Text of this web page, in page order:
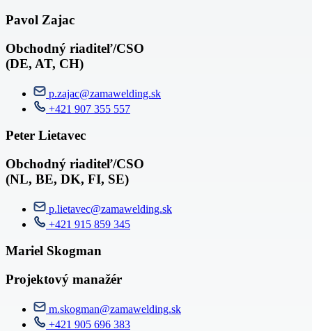
Pavol Zajac
Obchodný riaditeľ/CSO
(DE, AT, CH)
p.zajac@zamawelding.sk
+421 907 355 557
Peter Lietavec
Obchodný riaditeľ/CSO
(NL, BE, DK, FI, SE)
p.lietavec@zamawelding.sk
+421 915 859 345
Mariel Skogman
Projektový manažér
m.skogman@zamawelding.sk
+421 905 696 383